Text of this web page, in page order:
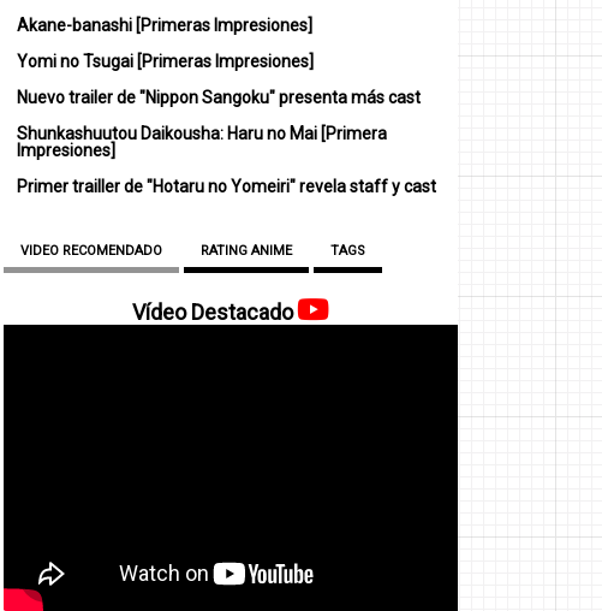
Akane-banashi [Primeras Impresiones]
Yomi no Tsugai [Primeras Impresiones]
Nuevo trailer de "Nippon Sangoku" presenta más cast
Shunkashuutou Daikousha: Haru no Mai [Primera
Impresiones]
Primer trailler de "Hotaru no Yomeiri" revela staff y cast
VIDEO RECOMENDADO RATING ANIME TAGS
Vídeo Destacado